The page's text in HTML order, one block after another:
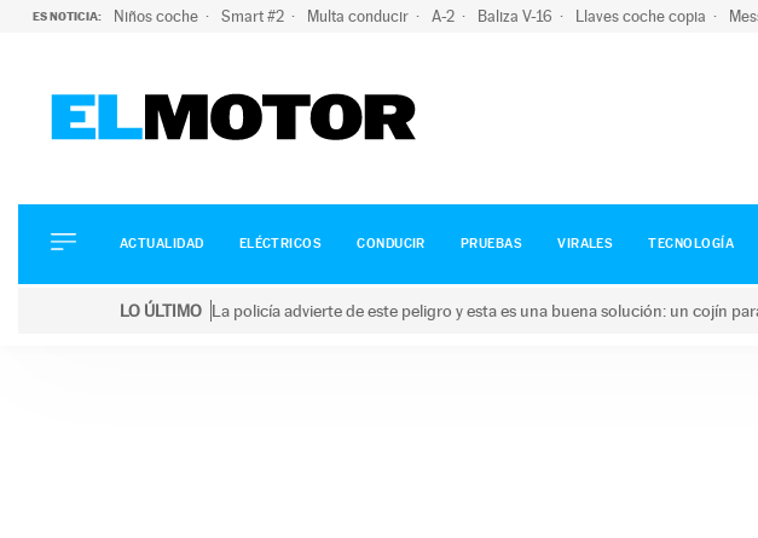
ES NOTICIA: Niños coche Smart #2 Multa conducir A-2 Baliza V-16 Llaves coche copia
ELÉCTRICOS
CONDUCIR
ACTUALIDAD ELÉCTRICOS CONDUCIR PRUEBAS VIRALES TECNOLOGÍA
LO ÚLTIMO La policía advierte de este peligro y esta es una buena solución: un cojín